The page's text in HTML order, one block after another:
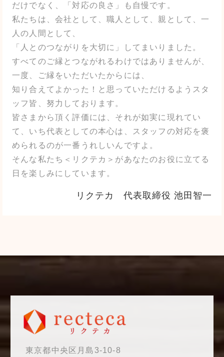
だけでなく、「対応の良さ」も自慢です。
私たちは、会社として、職人として、親として、一
人の人間として、
「人とのつながりを大切に」してまいりました。
すべてのご縁とつながれるわけではありませんが、
一度、ご縁をいただいたからには、
知り合えてよかった！と思っていただけるようスタ
ッフ皆、努力しております。
皆さまから頂く評価には、それが如実に現れてい
て、いち代表としての本心は、スタッフの対応を褒
められるのが一番うれしいんですよ。
そんな私たち＜リクテカ＞があなたのお役に立てる
日を楽しみにしています。
リクテカ 代表取締役 池田智一
東京都中央区月島3-10-8